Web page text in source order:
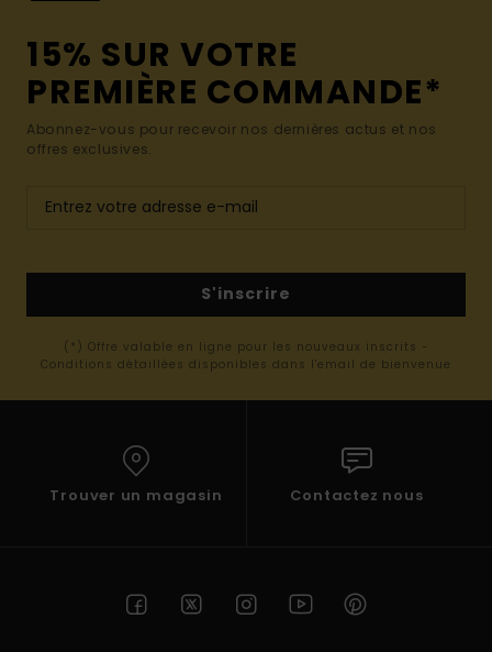
15% SUR VOTRE
PREMIÈRE COMMANDE*
Abonnez-vous pour recevoir nos dernières actus et nos
offres exclusives.
S'inscrire
(*) Offre valable en ligne pour les nouveaux inscrits -
Conditions détaillées disponibles dans l'email de bienvenue
Trouver un magasin Contactez nous